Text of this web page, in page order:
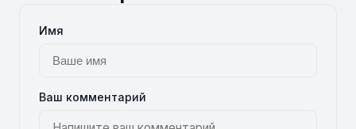
Имя
Ваш комментарий